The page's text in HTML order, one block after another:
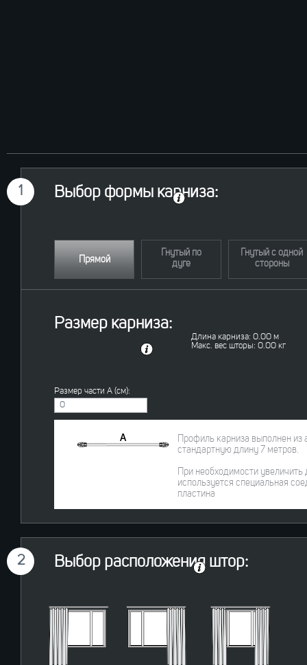
1 Выбор формы карниза:
Прямой
Гнутый по
дуге
Гнутый с одной
стороны
Размер карниза:
Длина карниза: 0.00 м
Макс. вес шторы: 0.00 кг
Размер части A (см):
Профиль карниза выполнен
стандартную длину 7 метров.
При необходимости увеличить
используется специальная
пластина
2 Выбор расположения штор: